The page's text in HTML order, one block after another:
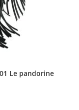
Le pandorine